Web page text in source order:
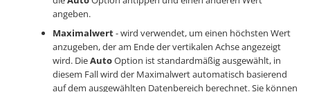
angeben.
Maximalwert- wird verwendet, um einen höchsten Wert
anzugeben, der am Ende der vertikalen Achse angezeigt
wird. DieAutoOption ist standardmäßig ausgewählt, in
diesem Fall wird der Maximalwert automatisch basierend
auf dem ausgewählten Datenbereich berechnet. Sie können